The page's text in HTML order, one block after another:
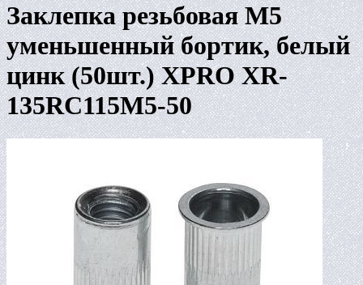
Заклепка резьбовая M5
уменьшенный бортик, белый
цинк (50шт.) XPRO XR-
135RC115M5-50